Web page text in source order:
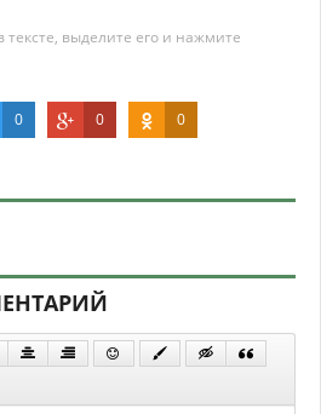
выделите его и нажмите
0 0 0